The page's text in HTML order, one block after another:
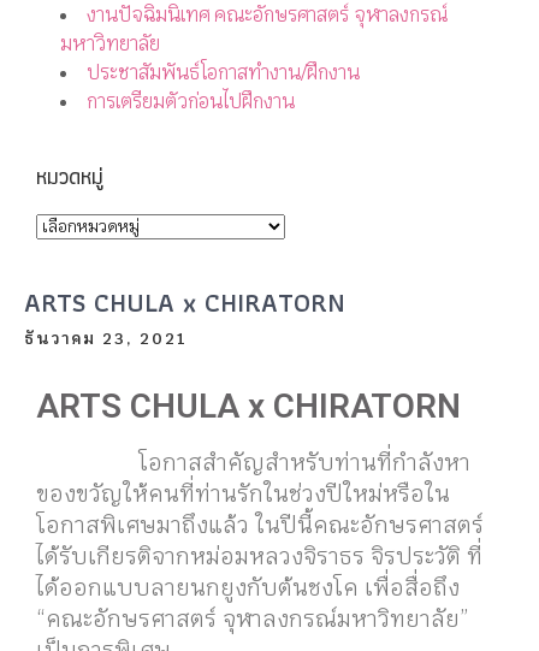
งานปัจฉิมนิเทศ คณะอักษรศาสตร์ จุฬาลงกรณ์
มหาวิทยาลัย
ประชาสัมพันธ์โอกาสทำงาน/ฝึกงาน
การเตรียมตัวก่อนไปฝึกงาน
หมวดหมู่
ARTS CHULA x CHIRATORN​
ธันวาคม 23, 2021
ARTS CHULA x CHIRATORN
โอกาสสำคัญสำหรับท่านที่กำลังหา
ของขวัญให้คนที่ท่านรักในช่วงปีใหม่หรือใน
โอกาสพิเศษมาถึงแล้ว ในปีนี้คณะอักษรศาสตร์
ได้รับเกียรติจากหม่อมหลวงจิราธร จิรประวัติ ที่
ได้ออกแบบลายนกยูงกับต้นชงโค เพื่อสื่อถึง
“คณะอักษรศาสตร์ จุฬาลงกรณ์มหาวิทยาลัย”